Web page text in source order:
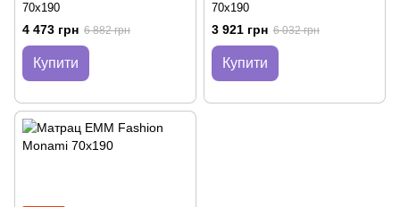
70х190
4 473 грн 6 882 грн
Купити
70х190
3 921 грн 6 032 грн
Купити